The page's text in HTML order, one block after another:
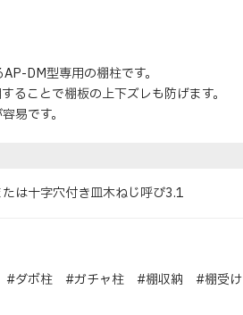
DM型専用の棚柱です。
ことで棚板の上下ズレも防げます。
易です。
は十字穴付き皿木ねじ呼び3.1
ダボ柱 #ガチャ柱 #棚収納 #棚受け